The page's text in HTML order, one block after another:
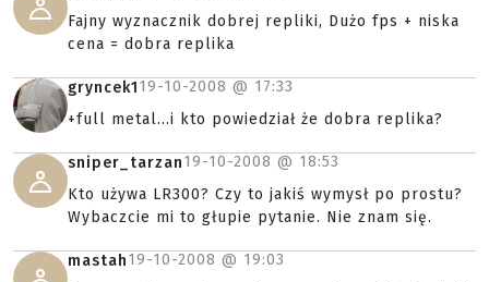
Fajny wyznacznik dobrej repliki, Dużo fps + niska
cena = dobra replika
gryncek119-10-2008 @ 17:33
+full metal...i kto powiedział że dobra replika?
sniper_tarzan19-10-2008 @ 18:53
Kto używa LR300? Czy to jakiś wymysł po prostu?
Wybaczcie mi to głupie pytanie. Nie znam się.
mastah19-10-2008 @ 19:03